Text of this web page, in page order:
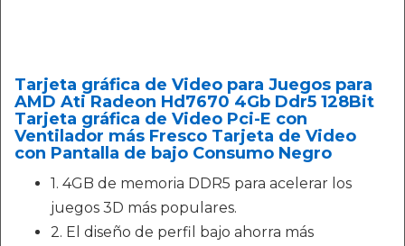
Tarjeta gráfica de Video para Juegos para
AMD Ati Radeon Hd7670 4Gb Ddr5 128Bit
Tarjeta gráfica de Video Pci-E con
Ventilador más Fresco Tarjeta de Video
con Pantalla de bajo Consumo Negro
1. 4GB de memoria DDR5 para acelerar los
juegos 3D más populares.
2. El diseño de perfil bajo ahorra más